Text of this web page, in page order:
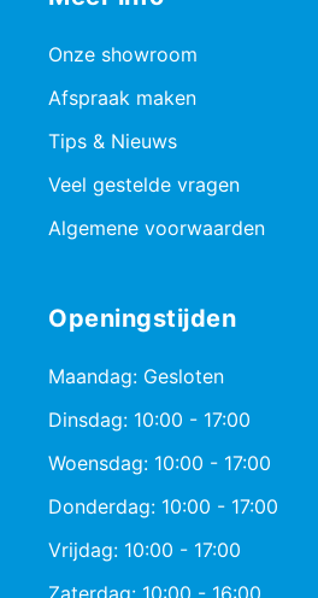
Onze showroom
Afspraak maken
Tips & Nieuws
Veel gestelde vragen
Algemene voorwaarden
Openingstijden
Maandag: Gesloten
Dinsdag: 10:00 - 17:00
Woensdag: 10:00 - 17:00
Donderdag: 10:00 - 17:00
Vrijdag: 10:00 - 17:00